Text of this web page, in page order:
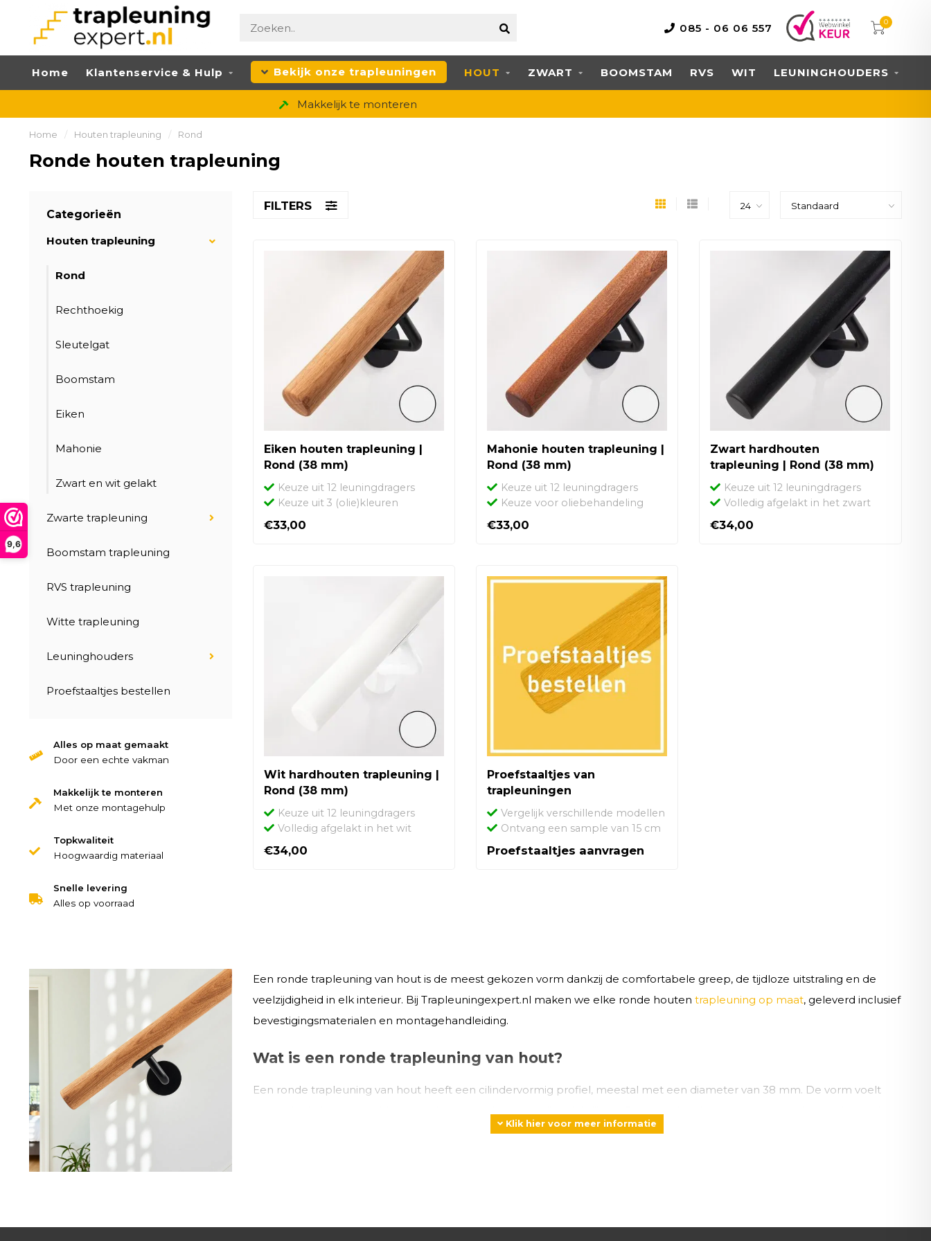
9,6
085 - 06 06 557 0
Home Klantenservice & Hulp Bekijk onze trapleuningen HOUT ZWART BOOMSTAM RVS WIT LEUNINGHOUDERS
Makkelijk te monteren
Home / Houten trapleuning / Rond
Ronde houten trapleuning
Categorieën
Houten trapleuning
Rond
Rechthoekig
Sleutelgat
Boomstam
Eiken
Mahonie
Zwart en wit gelakt
Zwarte trapleuning
Boomstam trapleuning
RVS trapleuning
Witte trapleuning
Leuninghouders
Proefstaaltjes bestellen
Alles op maat gemaakt
Door een echte vakman
Makkelijk te monteren
Met onze montagehulp
Topkwaliteit
Hoogwaardig materiaal
Snelle levering
Alles op voorraad
FILTERS
Eiken houten trapleuning |
Rond (38 mm)
Keuze uit 12 leuningdragers
Keuze uit 3 (olie)kleuren
€33,00
Mahonie houten trapleuning |
Rond (38 mm)
Keuze uit 12 leuningdragers
Keuze voor oliebehandeling
€33,00
Zwart hardhouten
trapleuning | Rond (38 mm)
Keuze uit 12 leuningdragers
Volledig afgelakt in het zwart
€34,00
Wit hardhouten trapleuning |
Rond (38 mm)
Keuze uit 12 leuningdragers
Volledig afgelakt in het wit
€34,00
Proefstaaltjes van
trapleuningen
Vergelijk verschillende modellen
Ontvang een sample van 15 cm
Proefstaaltjes aanvragen
Een ronde trapleuning van hout is de meest gekozen vorm dankzij de comfortabele greep, de tijdloze uitstraling en de
veelzijdigheid in elk interieur. Bij Trapleuningexpert.nl maken we elke ronde houten trapleuning op maat, geleverd inclusief
bevestigingsmaterialen en montagehandleiding.
Wat is een ronde trapleuning van hout?
Een ronde trapleuning van hout heeft een cilindervormig profiel, meestal met een diameter van 38 mm. De vorm voelt
Comfort: de ronde vorm ligt natuurlijk in de hand en is prettig voor dagelijks gebruik.
Klik hier voor meer informatie